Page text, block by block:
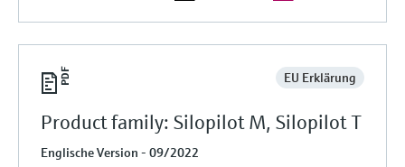
EU Erklärung
Product family: Silopilot M, Silopilot T
Englische Version - 09/2022